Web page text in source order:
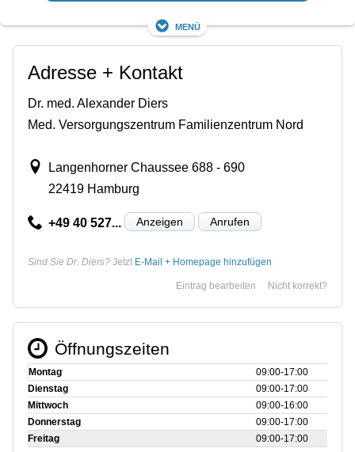
Menü
Adresse + Kontakt
Dr. med. Alexander Diers
Med. Versorgungszentrum Familienzentrum Nord
Langenhorner Chaussee 688 - 690
22419 Hamburg
+49 40 527... Anzeigen Anrufen
Sind Sie Dr. Diers? Jetzt E-Mail + Homepage hinzufügen
Nicht korrekt?
Eintrag bearbeiten
Öffnungszeiten
Montag
09:00‑17:00
Dienstag
09:00‑17:00
Mittwoch
09:00‑16:00
Donnerstag
09:00‑17:00
Freitag
09:00‑17:00